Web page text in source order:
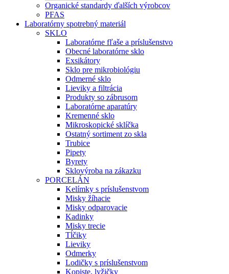
Organické standardy ďalších výrobcov
PFAS
Laboratórny spotrebný materiál
SKLO
Laboratórne fľaše a príslušenstvo
Obecné laboratórne sklo
Exsikátory
Sklo pre mikrobiológiu
Odmerné sklo
Lieviky a filtrácia
Produkty so zábrusom
Laboratórne aparatúry
Kremenné sklo
Mikroskopické sklíčka
Ostatný sortiment zo skla
Trubice
Pipety
Byrety
Sklovýroba na zákazku
PORCELÁN
Kelímky s príslušenstvom
Misky žíhacie
Misky odparovacie
Kadinky
Misky trecie
Tĺčiky
Lieviky
Odmerky
Lodičky s príslušenstvom
Kopiste, lyžičky